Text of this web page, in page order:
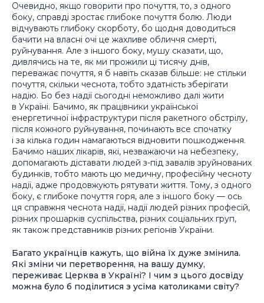
Очевидно, якщо говорити про почуття, то, з одного
боку, справді зростає глибоке почуття болю. Люди
відчувають глибоку скорботу, бо щодня доводиться
бачити на власні очі це жахливе обличчя смерті,
руйнування. Але з іншого боку, мушу сказати, що,
дивлячись на те, як ми прожили ці тисячу днів,
переважає почуття, я б навіть сказав більше: не стільки
почуття, скільки чеснота, тобто здатність зберігати
надію. Бо без надії сьогодні неможливо далі жити
в Україні. Бачимо, як працівники української
енергетичної інфраструктури після ракетного обстрілу,
після кожного руйнування, починають все спочатку
і за кілька годин намагаються відновити пошкодження.
Бачимо наших лікарів, які, незважаючи на небезпеку,
допомагають діставати людей з-під завалів зруйнованих
будинків, тобто мають цю медичну, професійну чесноту
надії, адже продовжують рятувати життя. Тому, з одного
боку, є глибоке почуття горя, але з іншого боку — ось
ця справжня чеснота надії, надії людей різних професій,
різних прошарків суспільства, різних соціальних груп,
як також представників різних регіонів України.
Багато українців кажуть, що війна їх дуже змінила.
Які зміни чи перетворення, на вашу думку,
переживає Церква в Україні? І чим з цього досвіду
можна було б поділитися з усіма католиками світу?